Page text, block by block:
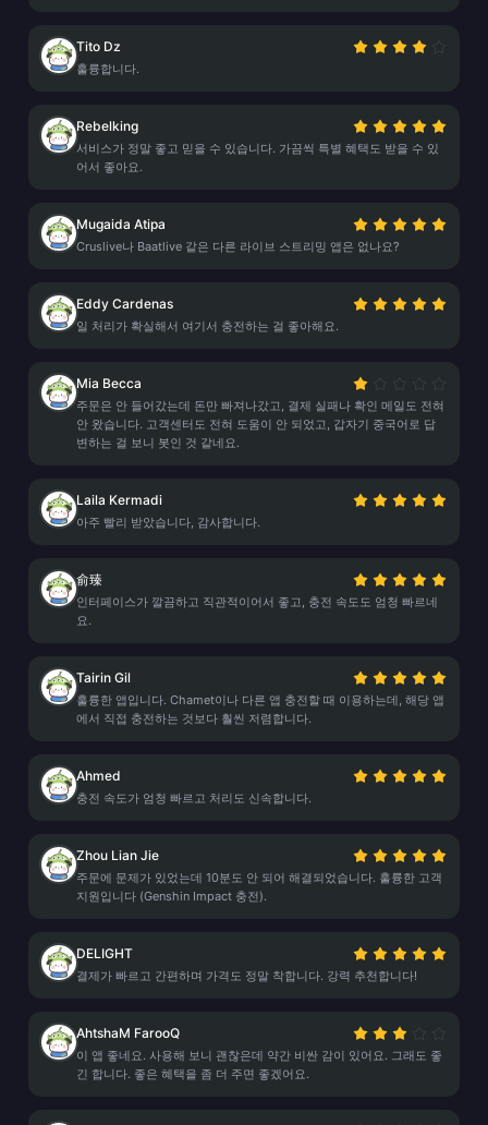
Tito Dz
훌륭합니다.
Rebelking
서비스가 정말 좋고 믿을 수 있습니다. 가끔씩 특별 혜택도 받을 수 있
어서 좋아요.
Mugaida Atipa
Cruslive나 Baatlive 같은 다른 라이브 스트리밍 앱은 없나요?
Eddy Cardenas
일 처리가 확실해서 여기서 충전하는 걸 좋아해요.
Mia Becca
주문은 안 들어갔는데 돈만 빠져나갔고, 결제 실패나 확인 메일도 전혀
안 왔습니다. 고객센터도 전혀 도움이 안 되었고, 갑자기 중국어로 답
변하는 걸 보니 봇인 것 같네요.
Laila Kermadi
아주 빨리 받았습니다, 감사합니다.
俞臻
인터페이스가 깔끔하고 직관적이어서 좋고, 충전 속도도 엄청 빠르네
요.
Tairin Gil
훌륭한 앱입니다. Chamet이나 다른 앱 충전할 때 이용하는데, 해당 앱
에서 직접 충전하는 것보다 훨씬 저렴합니다.
Ahmed
충전 속도가 엄청 빠르고 처리도 신속합니다.
Zhou Lian Jie
주문에 문제가 있었는데 10분도 안 되어 해결되었습니다. 훌륭한 고객
지원입니다 (Genshin Impact 충전).
DELIGHT
결제가 빠르고 간편하며 가격도 정말 착합니다. 강력 추천합니다!
AhtshaM FarooQ
이 앱 좋네요. 사용해 보니 괜찮은데 약간 비싼 감이 있어요. 그래도 좋
긴 합니다. 좋은 혜택을 좀 더 주면 좋겠어요.